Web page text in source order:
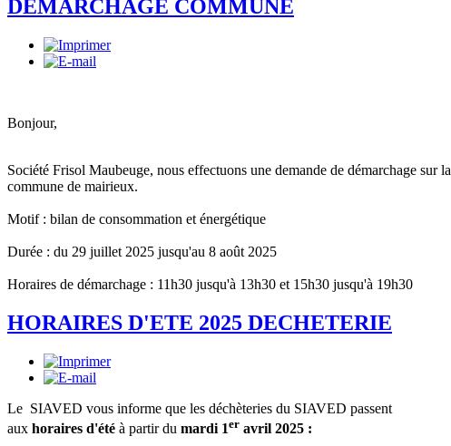
DEMARCHAGE COMMUNE
Bonjour,
Société Frisol Maubeuge, nous effectuons une demande de démarchage sur la
commune de mairieux.
Motif : bilan de consommation et énergétique
Durée : du 29 juillet 2025 jusqu'au 8 août 2025
Horaires de démarchage : 11h30 jusqu'à 13h30 et 15h30 jusqu'à 19h30
HORAIRES D'ETE 2025 DECHETERIE
Le SIAVED vous informe que les déchèteries du SIAVED passent
aux horaires d'été à partir du mardi 1er avril 2025 :